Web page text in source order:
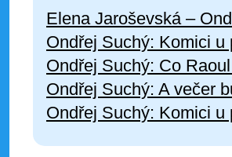
Elena Jaroševská –
Ondřej Suchý: Komici
Ondřej Suchý: Co
Ondřej Suchý: A večer
Ondřej Suchý: Komici